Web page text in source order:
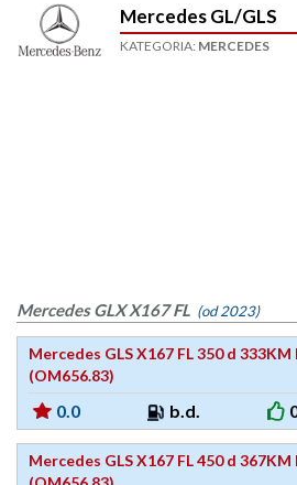
Mercedes GL/GLS
KATEGORIA: MERCEDES
Mercedes GLX X167 FL (od 2023)
Mercedes GLS X167 FL 350 d
(OM656.83)
0.0 b.d.
Mercedes GLS X167 FL 450 d